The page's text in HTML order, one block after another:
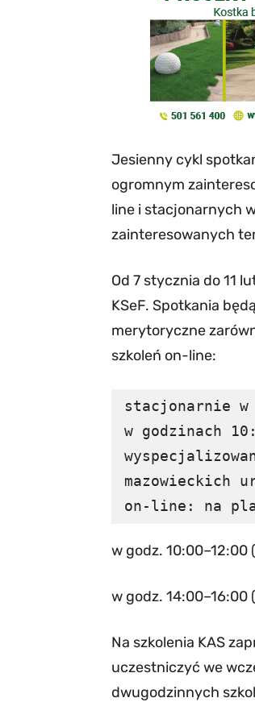
Jesienny cykl
ogromnym
line i stacjonarnych
zainteresowanych
Od 7 stycznia do 11
KSeF. Spotkania
merytoryczne
szkoleń on-line:
stacjonarnie w
w godzinach
mazowieckich
on-line: na
w godz. 10:00–12:00
w godz. 14:00–16:00
Na szkolenia KAS
uczestniczyć we
dwugodzinnych